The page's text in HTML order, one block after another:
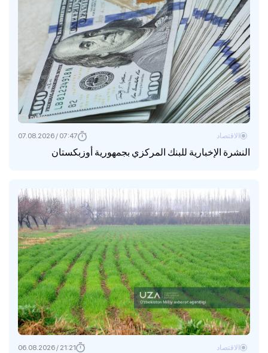
النشرة الإخبارية للبنك المركزي بجمهورية أوزبكستان
الاقتصاد 07:47 / 07.08.2026
الاقتصاد 21:21 / 06.08.2026